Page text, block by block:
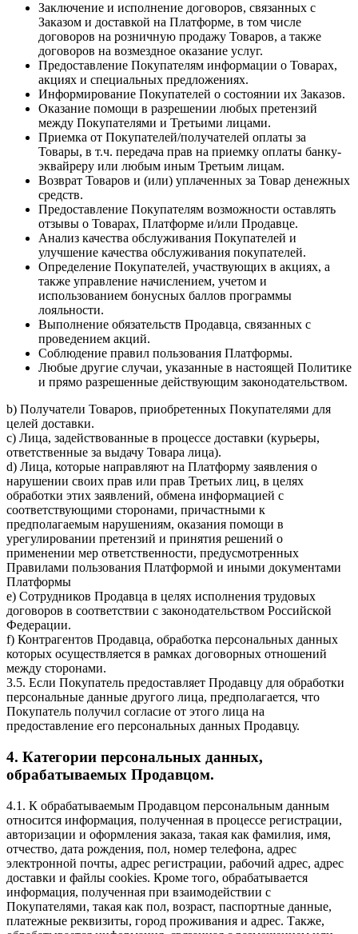
Заключение и исполнение договоров, связанных с
Заказом и доставкой на Платформе, в том числе
договоров на розничную продажу Товаров, а также
договоров на возмездное оказание услуг.
Предоставление Покупателям информации о Товарах,
акциях и специальных предложениях.
Информирование Покупателей о состоянии их Заказов.
Оказание помощи в разрешении любых претензий
между Покупателями и Третьими лицами.
Приемка от Покупателей/получателей оплаты за
Товары, в т.ч. передача прав на приемку оплаты банку-
эквайреру или любым иным Третьим лицам.
Возврат Товаров и (или) уплаченных за Товар денежных
средств.
Предоставление Покупателям возможности оставлять
отзывы о Товарах, Платформе и/или Продавце.
Анализ качества обслуживания Покупателей и
улучшение качества обслуживания покупателей.
Определение Покупателей, участвующих в акциях, а
также управление начислением, учетом и
использованием бонусных баллов программы
лояльности.
Выполнение обязательств Продавца, связанных с
проведением акций.
Соблюдение правил пользования Платформы.
Любые другие случаи, указанные в настоящей Политике
и прямо разрешенные действующим законодательством.
b) Получатели Товаров, приобретенных Покупателями для
целей доставки.
c) Лица, задействованные в процессе доставки (курьеры,
ответственные за выдачу Товара лица).
d) Лица, которые направляют на Платформу заявления о
нарушении своих прав или прав Третьих лиц, в целях
обработки этих заявлений, обмена информацией с
соответствующими сторонами, причастными к
предполагаемым нарушениям, оказания помощи в
урегулировании претензий и принятия решений о
применении мер ответственности, предусмотренных
Правилами пользования Платформой и иными документами
Платформы
e) Сотрудников Продавца в целях исполнения трудовых
договоров в соответствии с законодательством Российской
Федерации.
f) Контрагентов Продавца, обработка персональных данных
которых осуществляется в рамках договорных отношений
между сторонами.
3.5. Если Покупатель предоставляет Продавцу для обработки
персональные данные другого лица, предполагается, что
Покупатель получил согласие от этого лица на
предоставление его персональных данных Продавцу.
4. Категории персональных данных,
обрабатываемых Продавцом.
4.1. К обрабатываемым Продавцом персональным данным
относится информация, полученная в процессе регистрации,
авторизации и оформления заказа, такая как фамилия, имя,
отчество, дата рождения, пол, номер телефона, адрес
электронной почты, адрес регистрации, рабочий адрес, адрес
доставки и файлы cookies. Кроме того, обрабатывается
информация, полученная при взаимодействии с
Покупателями, такая как пол, возраст, паспортные данные,
платежные реквизиты, город проживания и адрес. Также,